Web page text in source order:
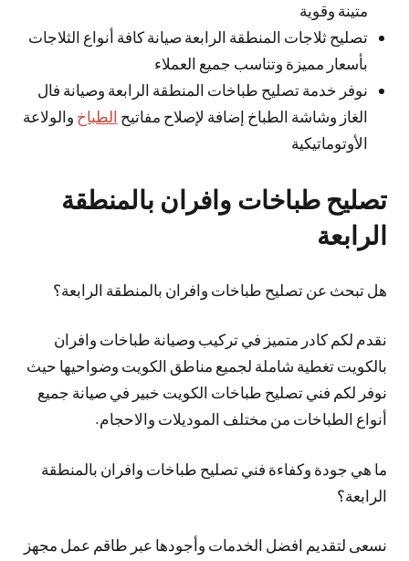
متينة وقوية
تصليح ثلاجات المنطقة الرابعة صيانة كافة أنواع الثلاجات
بأسعار مميزة وتناسب جميع العملاء
نوفر خدمة تصليح طباخات المنطقة الرابعة وصيانة فال
الغاز وشاشة الطباخ إضافة لإصلاح مفاتيح الطباخ والولاعة
الأوتوماتيكية
تصليح طباخات وافران بالمنطقة
الرابعة
هل تبحث عن تصليح طباخات وافران بالمنطقة الرابعة؟
نقدم لكم كادر متميز في تركيب وصيانة طباخات وافران
بالكويت تغطية شاملة لجميع مناطق الكويت وضواحيها حيث
نوفر لكم فني تصليح طباخات الكويت خبير في صيانة جميع
أنواع الطباخات من مختلف الموديلات والاحجام.
ما هي جودة وكفاءة فني تصليح طباخات وافران بالمنطقة
الرابعة؟
نسعى لتقديم افضل الخدمات وأجودها عبر طاقم عمل مجهز